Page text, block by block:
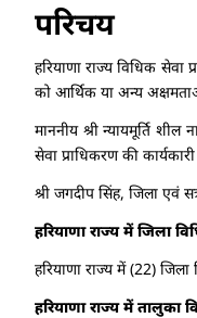
परिचय
हरियाणा राज्य विधिक
को आर्थिक या अन्य
माननीय श्री न्यायमूर्ति
सेवा प्राधिकरण की
श्री जगदीप सिंह, जिला एवं
हरियाणा राज्य में जिला
हरियाणा राज्य में (22)
हरियाणा राज्य में तालुका